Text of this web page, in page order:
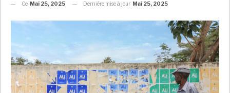
Ce Mai 25, 2025 Dernière mise à jour Mai 25, 2025